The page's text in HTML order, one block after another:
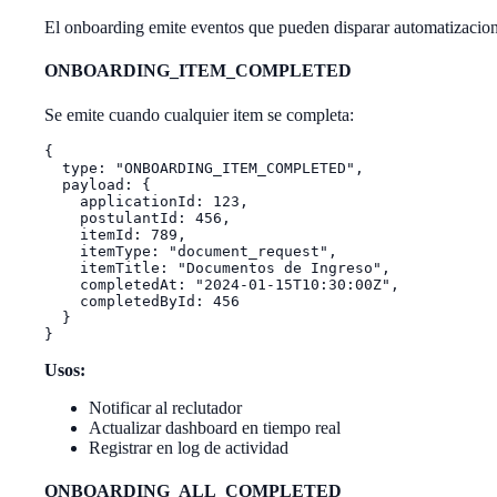
El onboarding emite eventos que pueden disparar
ONBOARDING_ITEM_COMPLETED
Se emite cuando cualquier item se completa:
{
  type: "ONBOARDING_ITEM_COMPLETED",
  payload: {
    applicationId: 123,
    postulantId: 456,
    itemId: 789,
    itemType: "document_request",
    itemTitle: "Documentos de Ingreso",
    completedAt: "2024-01-15T10:30:00Z",
    completedById: 456
  }
Usos:
Notificar al reclutador
Actualizar dashboard en tiempo real
Registrar en log de actividad
ONBOARDING_ALL_COMPLETED